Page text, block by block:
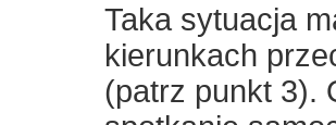
Taka sytuacja
kierunkach
(patrz punkt 3).